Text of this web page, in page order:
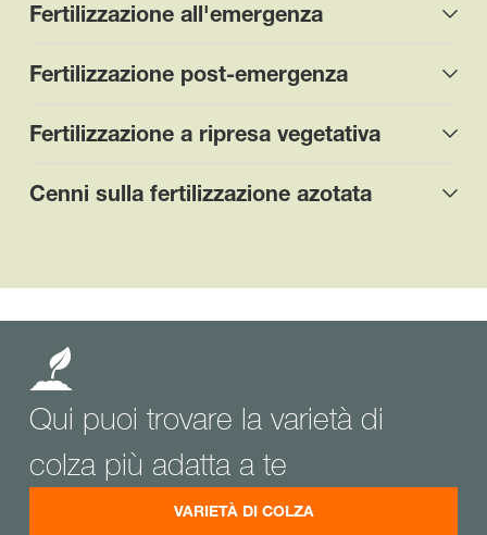
Fertilizzazione all'emergenza
Fertilizzazione post-emergenza
Fertilizzazione a ripresa vegetativa
Cenni sulla fertilizzazione azotata
Qui puoi trovare la varietà di
colza più adatta a te
VARIETÀ DI COLZA